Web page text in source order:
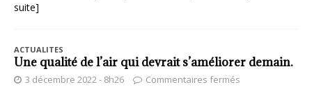
suite]
ACTUALITES
Une qualité de l’air qui devrait s’améliorer demain.
3 décembre 2022 - 8h26 Commentaires fermés